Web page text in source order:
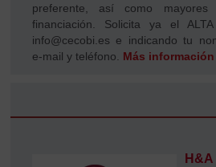
preferente, así como mayores
financiación. Solicita ya el
info@cecobi.es e indicando tu
e-mail y teléfono. Más información
H&A